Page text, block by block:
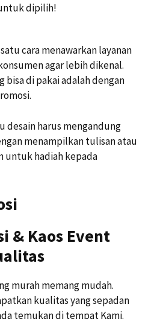
dipilih!
cara menawarkan layanan
agar lebih dikenal.
bisa di pakai adalah dengan
desain harus mengandung
menampilkan tulisan atau
untuk hadiah kepada
& Kaos Event
murah memang mudah.
kualitas yang sepadan
temukan di tempat Kami.